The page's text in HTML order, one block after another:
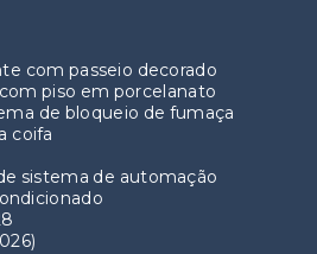
com passeio decorado
piso em porcelanato
de bloqueio de fumaça
coifa
sistema de automação